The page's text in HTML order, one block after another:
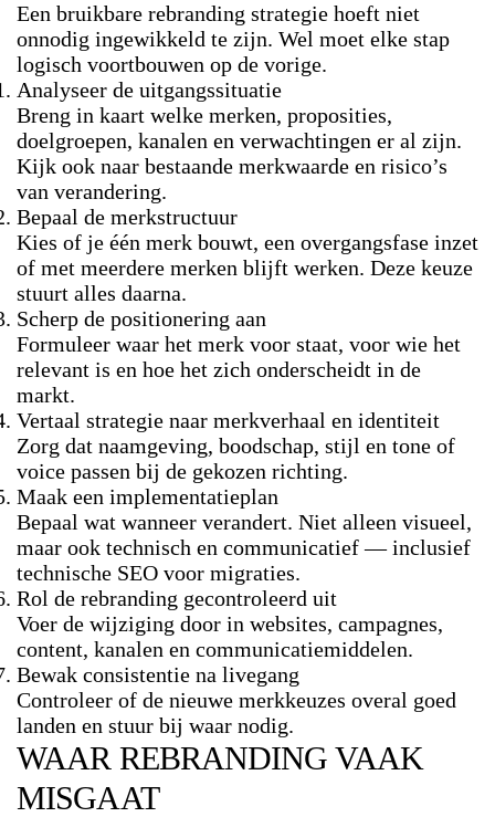
Een bruikbare rebranding strategie hoeft niet
onnodig ingewikkeld te zijn. Wel moet elke stap
logisch voortbouwen op de vorige.
Analyseer de uitgangssituatie
Breng in kaart welke merken, proposities,
doelgroepen, kanalen en verwachtingen er al zijn.
Kijk ook naar bestaande merkwaarde en risico’s
van verandering.
Bepaal de merkstructuur
Kies of je één merk bouwt, een overgangsfase inzet
of met meerdere merken blijft werken. Deze keuze
stuurt alles daarna.
Scherp de positionering aan
Formuleer waar het merk voor staat, voor wie het
relevant is en hoe het zich onderscheidt in de
markt.
Vertaal strategie naar merkverhaal en identiteit
Zorg dat naamgeving, boodschap, stijl en tone of
voice passen bij de gekozen richting.
Maak een implementatieplan
Bepaal wat wanneer verandert. Niet alleen visueel,
maar ook technisch en communicatief — inclusief
technische SEO voor migraties.
Rol de rebranding gecontroleerd uit
Voer de wijziging door in websites, campagnes,
content, kanalen en communicatiemiddelen.
Bewak consistentie na livegang
Controleer of de nieuwe merkkeuzes overal goed
landen en stuur bij waar nodig.
WAAR REBRANDING VAAK
MISGAAT